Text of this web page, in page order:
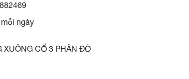
ngày
XUÔNG CỔ 3 PHÂN ĐỎ